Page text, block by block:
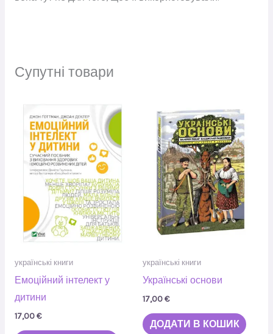
Супутні товари
українські книги
Емоційний інтелект у
дитини
17,00€
українські книги
Українські основи
17,00€
ДОДАТИ В КОШИК